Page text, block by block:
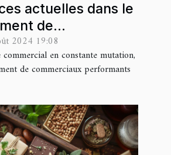
actuelles dans le
de
performants
2024 19:08
en constante mutation,
de commerciaux performants